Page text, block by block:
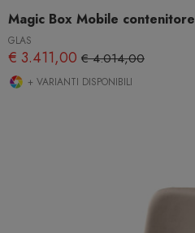
Magic Box Mobile
GLAS
€ 3.411,00 € 4.014,00
+ VARIANTI DISPONIBILI